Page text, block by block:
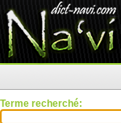
Terme recherché: